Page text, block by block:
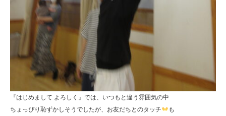
『はじめまして よろしく』では、いつもと違う雰囲気の中
ちょっぴり恥ずかしそうでしたが、お友だちとのタッチ
も